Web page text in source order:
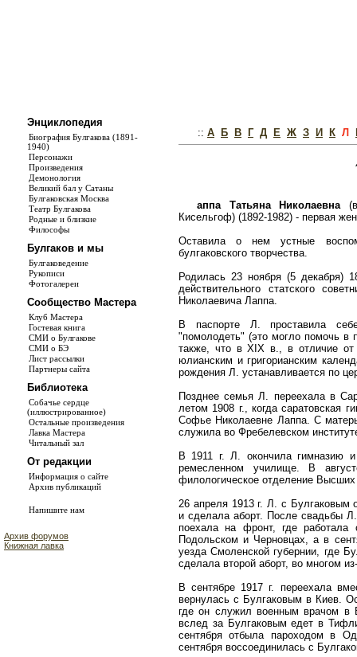
Энциклопедия
Биография Булгакова (1891-
1940)
Персонажи
Произведения
Демонология
Великий бал у Сатаны
Булгаковская Москва
Театр Булгакова
Родные и близкие
Философы
Булгаков и мы
Булгаковедение
Рукописи
Фотогалереи
Сообщество Мастера
Клуб Мастера
Гостевая книга
СМИ о Булгакове
СМИ о БЭ
Лист рассылки
Партнеры сайта
Библиотека
Собачье сердце
(иллюстрированное)
Остальные произведения
Лавка Мастера
Читальный зал
От редакции
Информация о сайте
Архив публикаций
Напишите нам
Архив форумов
Книжная лавка
:: А Б В Г Д Е Ж З И К Л
аппа Татьяна Николаевна(в
Кисельгоф) (1892-1982) - первая
Оставила о нем устные
булгаковского творчества.
Родилась 23 ноября (5 декабря)
действительного статского
Николаевича Лаппа.
В паспорте Л. проставила
"помолодеть" (это могло помочь в
также, что в XIX в., в отличие
юлианским и григорианским
рождения Л. устанавливается по
Позднее семья Л. переехала в
летом 1908 г., когда саратовская
Софье Николаевне Лаппа. С
служила во Фребелевском
В 1911 г. Л. окончила гимназию и
ремесленном училище. В
филологическое отделение Высших
26 апреля 1913 г. Л. с
и сделала аборт. После свадьбы
поехала на фронт, где работала
Подольском и Черновцах, а в
уезда Смоленской губернии, где
сделала второй аборт, во многом
В сентябре 1917 г. переехала
вернулась с Булгаковым в Киев.
где он служил военным врачом в
вслед за Булгаковым едет в
сентября отбыла пароходом в
сентября воссоединилась с